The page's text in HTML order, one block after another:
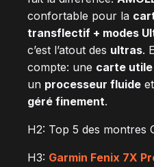
confortable pour la
transflectif + modes
c’est l’atout des ultras.
compte: une carte utile
un processeur fluide
géré finement.
H2: Top 5 des montres
H3: Garmin Fenix 7X